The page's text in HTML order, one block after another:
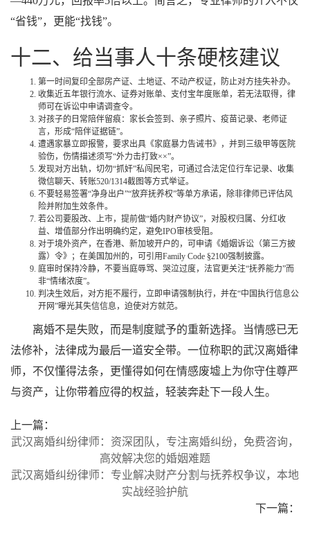
“省钱”，更能“找钱”。
十二、给当事人十条硬核建议
第一时间复印全部房产证、土地证、不动产权证，防止对方挂失补办。
收集近五年银行流水、证券对账单、支付宝年度账单，若无法取得，律
师可在诉讼中申请调查令。
对孩子的日常陪伴留痕：家长会签到、亲子照片、疫苗记录、老师证
言，形成“陪伴证据链”。
遭遇家暴立即报警，要求出具《家庭暴力告诫书》，并到三级甲等医院
验伤，伤情描述须写“外力击打致××”。
发现对方出轨，切勿“抓奸”私闯民宅，可通过合法定位行车记录、收集
微信聊天、转账520/1314截图等方式举证。
不要轻易签署“净身出户”“放弃抚养权”等单方承诺，除非律师已评估风
险并附加生效条件。
若公司要股改、上市，提前做“婚内财产协议”，对股权归属、分红收
益、增值部分作出明确约定，避免IPO审核受阻。
对于境外资产，在香港、新加坡开户的，可申请《婚姻诉讼（第三方披
露）令》；在美国加州的，可引用Family Code §2100强制披露。
庭审时保持冷静，不要当庭辱骂、哭泣过度，法官更关注“抚养能力”而
非“情绪浓度”。
判决生效后，对方拒不履行，立即申请强制执行，并在“中国执行信息公
开网”曝光其失信信息，迫使对方就范。
离婚不是失败，而是制度赋予的重新选择。当情感已无
法修补，法律成为最后一道安全带。一位称职的武汉离婚律
师，不仅懂得法条，更懂得如何在情感废墟上为你守住尊严
与资产，让你带着应得的权益，轻装奔赴下一段人生。
上一篇：
武汉离婚纠纷律师：资深团队，专注离婚纠纷，免费咨询，
高效解决您的婚姻难题
武汉离婚纠纷律师：专业解决财产分割与抚养权争议，本地
实战经验护航
下一篇：